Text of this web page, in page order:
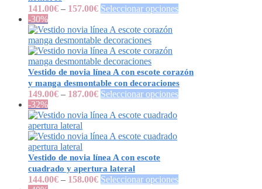
141.00€ – 157.00€ Seleccionar opciones
-30%
Vestido de novia línea A con escote corazón
y manga desmontable con decoraciones
149.00€ – 187.00€ Seleccionar opciones
-32%
Vestido de novia línea A con escote
cuadrado y apertura lateral
144.00€ – 158.00€ Seleccionar opciones